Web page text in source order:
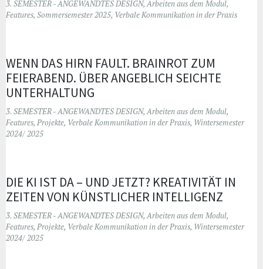
3. SEMESTER - ANGEWANDTES DESIGN, Arbeiten aus dem Modul,
Features, Sommersemester 2025, Verbale Kommunikation in der Praxis
WENN DAS HIRN FAULT. BRAINROT ZUM
FEIERABEND. ÜBER ANGEBLICH SEICHTE
UNTERHALTUNG
3. SEMESTER - ANGEWANDTES DESIGN, Arbeiten aus dem Modul,
Features, Projekte, Verbale Kommunikation in der Praxis, Wintersemester
2024/ 2025
DIE KI IST DA – UND JETZT? KREATIVITÄT IN
ZEITEN VON KÜNSTLICHER INTELLIGENZ
3. SEMESTER - ANGEWANDTES DESIGN, Arbeiten aus dem Modul,
Features, Projekte, Verbale Kommunikation in der Praxis, Wintersemester
2024/ 2025